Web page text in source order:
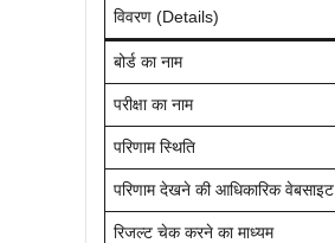
विवरण (Details)
बोर्ड का नाम
परीक्षा का नाम
परिणाम स्थिति
परिणाम देखने की आधिकारिक वेबसाइट
रिजल्ट चेक करने का माध्यम